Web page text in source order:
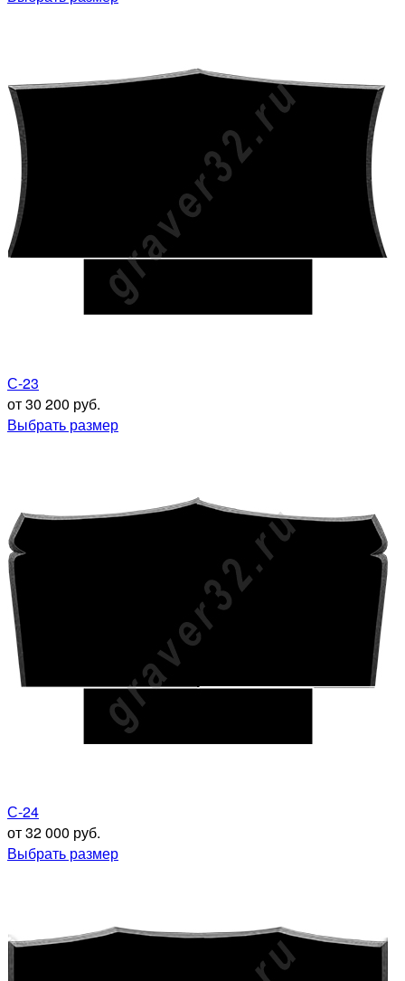
С-23
от 30 200 руб.
Выбрать размер
С-24
от 32 000 руб.
Выбрать размер